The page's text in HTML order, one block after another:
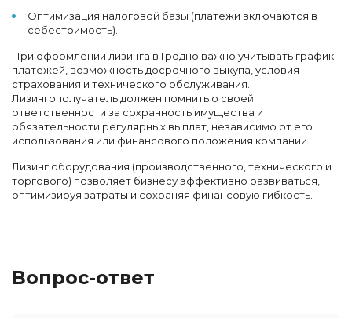
Оптимизация налоговой базы (платежи включаются в
себестоимость).
При оформлении лизинга в Гродно важно учитывать график
платежей, возможность досрочного выкупа, условия
страхования и технического обслуживания.
Лизингополучатель должен помнить о своей
ответственности за сохранность имущества и
обязательности регулярных выплат, независимо от его
использования или финансового положения компании.
Лизинг оборудования (производственного, технического и
торгового) позволяет бизнесу эффективно развиваться,
оптимизируя затраты и сохраняя финансовую гибкость.
Вопрос-ответ